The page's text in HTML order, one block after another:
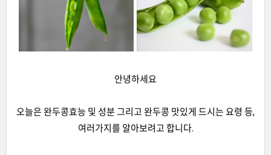
안녕하세요
오늘은 완두콩효능 및 성분 그리고 완두콩 맛있게 드시는 요령 등,
여러가지를 알아보려고 합니다.